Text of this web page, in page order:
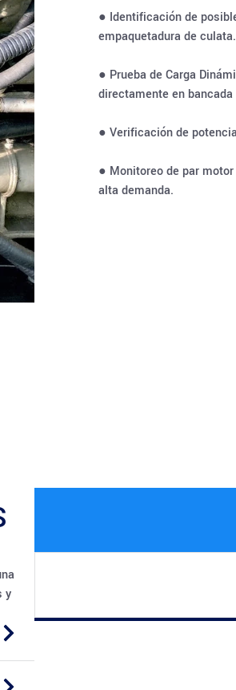
● Identificación de
empaquetadura de culata.
● Prueba de Carga
directamente en
● Verificación de
● Monitoreo de par
alta demanda.
y